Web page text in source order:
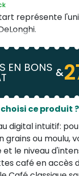
représente
et attention
intuitif
les3
la finessede
complète,
du Magnifica
vos
ou de
EN BONS &
ce produit ?
digital intuitif:
grains ou moulu,
et le niveau
café en accès